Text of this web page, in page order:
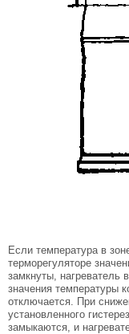
Если температура в
терморегуляторе
замкнуты, нагреватель
значения температуры
отключается. При
установленного
замыкаются, и